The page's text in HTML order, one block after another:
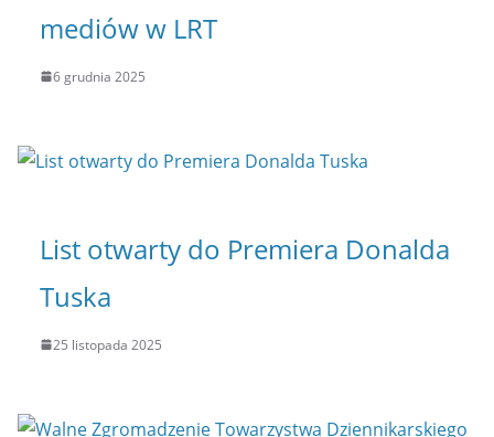
mediów w LRT
6 grudnia 2025
List otwarty do Premiera Donalda
Tuska
25 listopada 2025